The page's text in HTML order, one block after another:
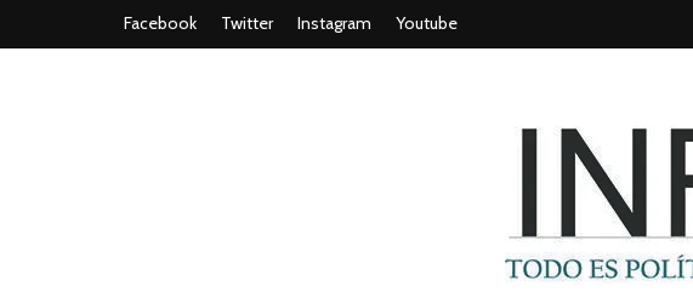
Facebook Twitter Instagram Youtube